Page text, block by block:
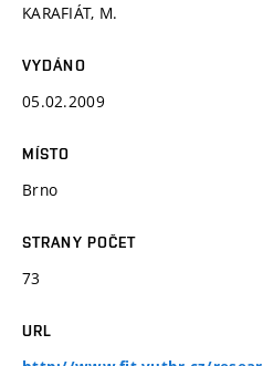
KARAFIÁT, M.
VYDÁNO
05.02.2009
MÍSTO
Brno
STRANY POČET
73
URL